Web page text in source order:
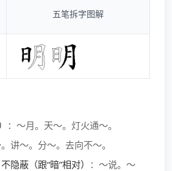
五笔拆字图解
：～月。天～。灯火通～。
讲～。分～。去向不～。
隐蔽（跟“暗”相对） ：～说。～